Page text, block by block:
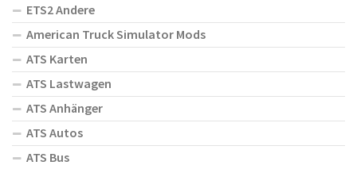
ETS2 Andere
American Truck Simulator Mods
ATS Karten
ATS Lastwagen
ATS Anhänger
ATS Autos
ATS Bus